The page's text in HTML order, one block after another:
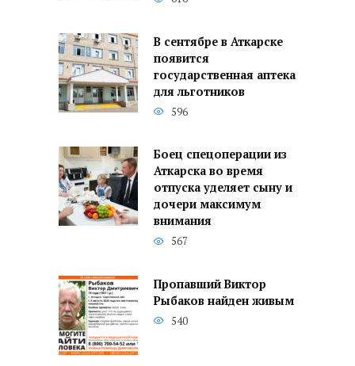
В сентябре в Аткарске
появится
государственная аптека
для льготников
596
Боец спецоперации из
Аткарска во время
отпуска уделяет сыну и
дочери максимум
внимания
567
Пропавший Виктор
Рыбаков найден живым
540